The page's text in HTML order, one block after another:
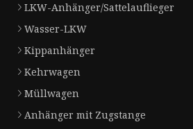
LKW-Anhänger/Sattelauflieger
Wasser-LKW
Kippanhänger
Kehrwagen
Müllwagen
Anhänger mit Zugstange